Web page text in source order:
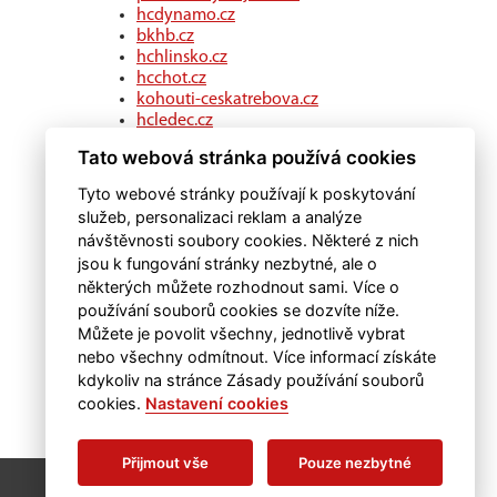
hcdynamo.cz
bkhb.cz
hchlinsko.cz
hcchot.cz
kohouti-ceskatrebova.cz
hcledec.cz
hcskutec.cz
hcslovan.com
hcchocen.cz
hcpolicka.com
hcsvetlans.cz
eSports.cz
klubweb.cz
onlajny.com
RSS
Tato webová stránka používá cookies
Tyto webové stránky používají k poskytování
služeb, personalizaci reklam a analýze
návštěvnosti soubory cookies. Některé z nich
jsou k fungování stránky nezbytné, ale o
některých můžete rozhodnout sami. Více o
používání souborů cookies se dozvíte níže.
Můžete je povolit všechny, jednotlivě vybrat
nebo všechny odmítnout. Více informací získáte
kdykoliv na stránce Zásady používání souborů
cookies. Nastavení cookies
Přijmout vše Pouze nezbytné